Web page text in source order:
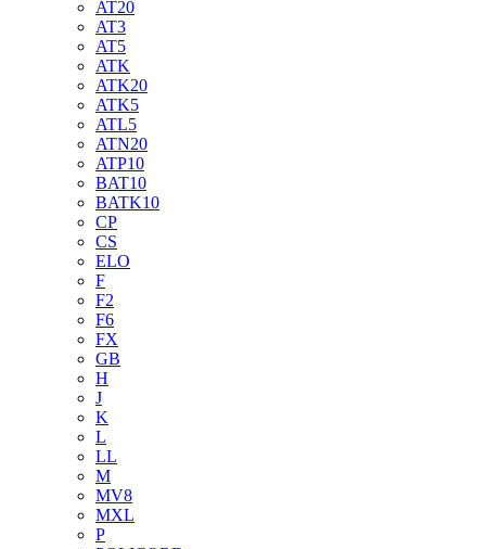
AT20
AT3
AT5
ATK
ATK20
ATK5
ATL5
ATN20
ATP10
BAT10
BATK10
CP
CS
ELO
F
F2
F6
FX
GB
H
J
K
L
LL
M
MV8
MXL
P